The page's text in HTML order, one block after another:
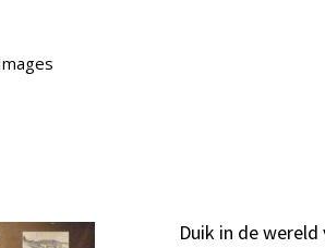
Duik in de wereld